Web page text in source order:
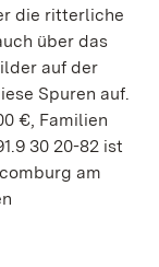
die ritterliche
über das
auf der
Spuren auf.
€, Familien
30 20-82 ist
am